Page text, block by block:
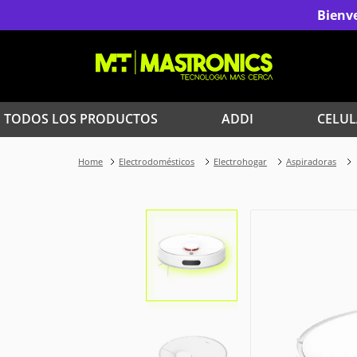
TODOS LOS PRODUCTOS ADDI
Electrodomésticos Electrohogar Aspiradoras
Iphone